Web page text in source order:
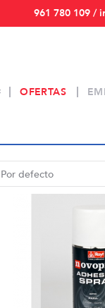
961 780 109 /
OFERTAS
Por defecto